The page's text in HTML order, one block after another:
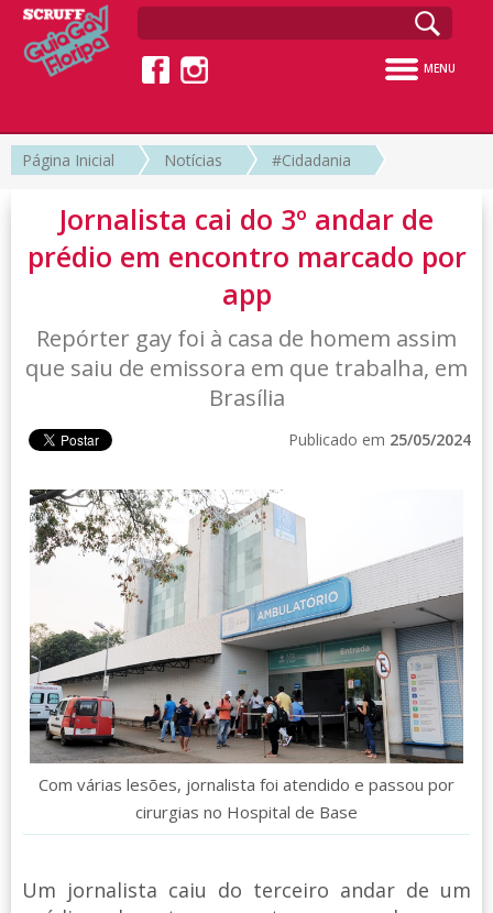
MENU
Página Inicial Notícias #Cidadania
Jornalista cai do 3º andar de
prédio em encontro marcado por
app
Repórter gay foi à casa de homem assim
que saiu de emissora em que trabalha, em
Brasília
Publicado em 25/05/2024
Com várias lesões, jornalista foi atendido e passou por
cirurgias no Hospital de Base
Um jornalista caiu do terceiro andar de um